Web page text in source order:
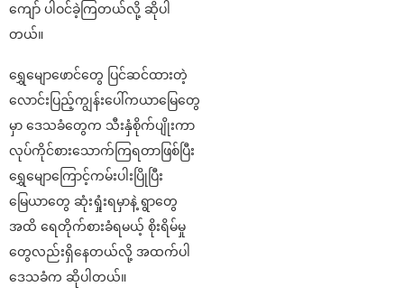
ကျော် ပါဝင်ခဲ့ကြတယ်လို့ ဆိုပါ
တယ်။
ရွှေမျောဖောင်တွေ ပြင်ဆင်ထားတဲ့
လောင်းပြည့်ကျွန်းပေါ်ကယာမြေတွေ
မှာ ဒေသခံတွေက သီးနှံစိုက်ပျိုးကာ
လုပ်ကိုင်စားသောက်ကြရတာဖြစ်ပြီး
ရွှေမျောကြောင့်ကမ်းပါးပြိုပြီး
မြေယာတွေ ဆုံးရှုံးရမှာနဲ့ ရွာတွေ
အထိ ရေတိုက်စားခံရမယ့် စိုးရိမ်မှု
တွေလည်းရှိနေတယ်လို့ အထက်ပါ
ဒေသခံက ဆိုပါတယ်။